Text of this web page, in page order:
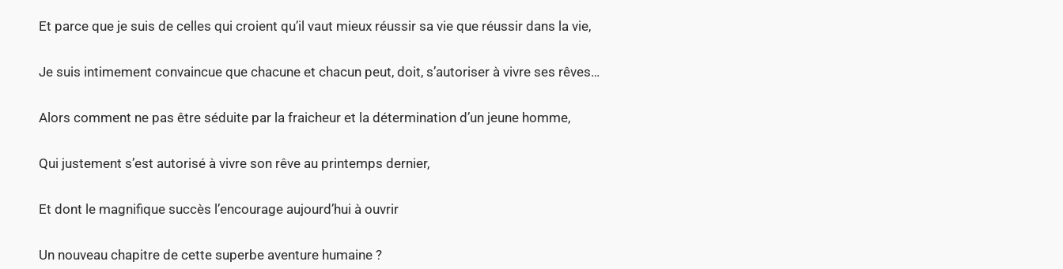
Et parce que je suis de celles qui croient qu’il vaut mieux réussir sa vie que réussir dans la vie,
Je suis intimement convaincue que chacune et chacun peut, doit, s’autoriser à vivre ses rêves…
Alors comment ne pas être séduite par la fraicheur et la détermination d’un jeune homme,
Qui justement s’est autorisé à vivre son rêve au printemps dernier,
Et dont le magnifique succès l’encourage aujourd’hui à ouvrir
Un nouveau chapitre de cette superbe aventure humaine ?